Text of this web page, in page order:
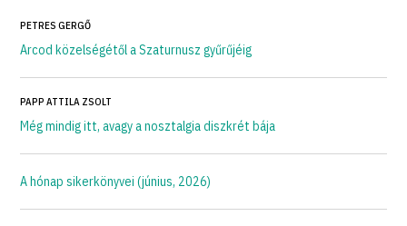
PETRES GERGŐ
Arcod közelségétől a Szaturnusz gyűrűjéig
PAPP ATTILA ZSOLT
Még mindig itt, avagy a nosztalgia diszkrét bája
A hónap sikerkönyvei (június, 2026)